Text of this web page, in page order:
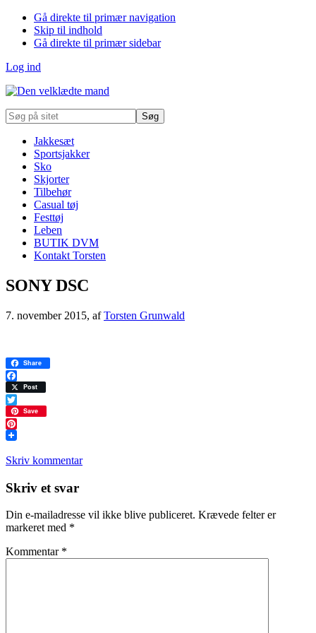
Gå direkte til primær navigation
Skip til indhold
Gå direkte til primær sidebar
Log ind
Søg
på
Jakkesæt
Sportsjakker
Sko
Skjorter
Tilbehør
Casual tøj
Festtøj
Leben
BUTIK DVM
Kontakt Torsten
SONY DSC
7. november 2015, afTorsten Grunwald
Share
Facebook
Post
Twitter
Save
Pinterest
Skriv kommentar
Læserinteraktioner
Skriv et svar
Din e-mailadresse vil ikke blive publiceret. Krævede felter er
markeret med *
Kommentar *